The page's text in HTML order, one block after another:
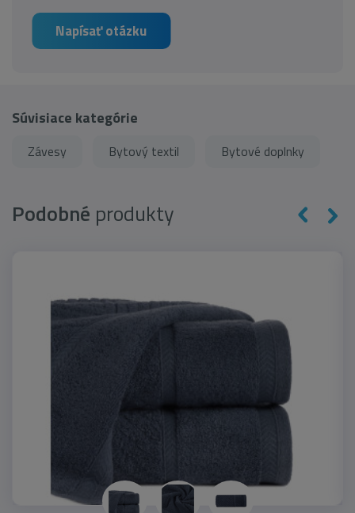
Napísať otázku
Súvisiace kategórie
Závesy Bytový textil Bytové doplnky
Podobné produkty